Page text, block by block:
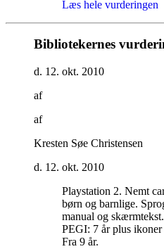
Læs hele vurderingen
Bibliotekernes
d. 12. okt. 2010
af
af
Kresten Søe Christensen
d. 12. okt. 2010
Playstation 2. Nemt
børn og barnlige.
manual og
PEGI: 7 år plus
Fra 9 år.